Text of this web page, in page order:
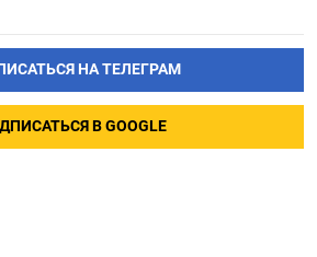
НА ТЕЛЕГРАМ
В GOOGLE